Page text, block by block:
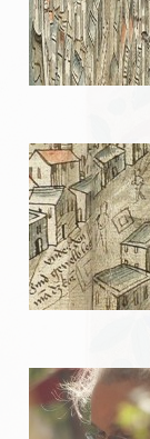
CHAMBRE PRIVÉE